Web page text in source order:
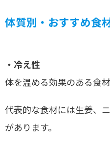
体質別・おすすめ食
・冷え性
体を温める効果のある食
代表的な食材には生姜、
があります。